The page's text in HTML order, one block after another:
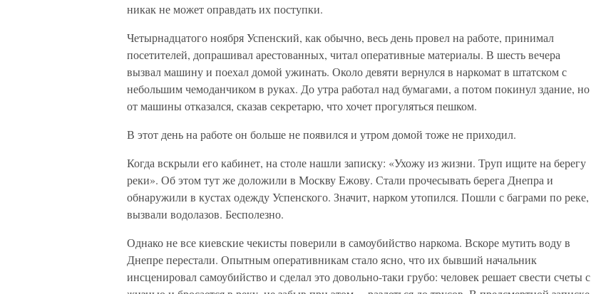
никак не может оправдать их поступки.
Четырнадцатого ноября Успенский, как обычно, весь день провел на работе, принимал
посетителей, допрашивал арестованных, читал оперативные материалы. В шесть вечера
вызвал машину и поехал домой ужинать. Около девяти вернулся в наркомат в штатском с
небольшим чемоданчиком в руках. До утра работал над бумагами, а потом покинул здание, но
от машины отказался, сказав секретарю, что хочет прогуляться пешком.
В этот день на работе он больше не появился и утром домой тоже не приходил.
Когда вскрыли его кабинет, на столе нашли записку: «Ухожу из жизни. Труп ищите на берегу
реки». Об этом тут же доложили в Москву Ежову. Стали прочесывать берега Днепра и
обнаружили в кустах одежду Успенского. Значит, нарком утопился. Пошли с баграми по реке,
вызвали водолазов. Бесполезно.
Однако не все киевские чекисты поверили в самоубийство наркома. Вскоре мутить воду в
Днепре перестали. Опытным оперативникам стало ясно, что их бывший начальник
инсценировал самоубийство и сделал это довольно-таки грубо: человек решает свести счеты с